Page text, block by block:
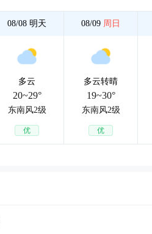
08/08 明天
多云
20~29°
东南风2级
优
08/09 周日
多云转晴
19~30°
东南风2级
优